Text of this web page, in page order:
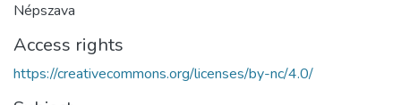
Népszava
Access rights
https://creativecommons.org/licenses/by-nc/4.0/